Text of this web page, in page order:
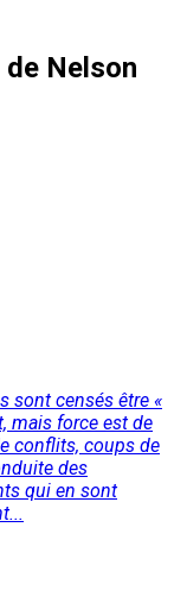
de Nelson
sont censés être «
mais force est de
conflits, coups de
des
qui en sont